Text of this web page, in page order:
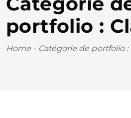
portfolio :
Home - Catégorie de portfolio :